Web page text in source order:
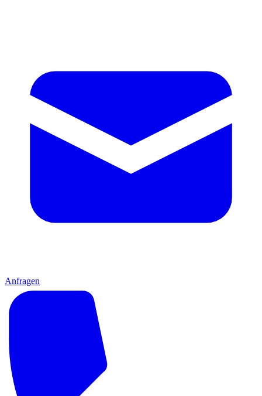
Anfragen